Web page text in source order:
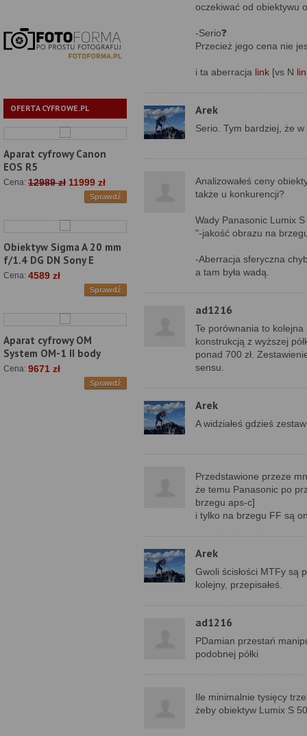
OFERTA CYFROWE.PL
Aparat cyfrowy Canon
EOS R5
Cena: 12989 zł 11999 zł
Sprawdź
Obiektyw Sigma A 20 mm
f/1.4 DG DN Sony E
Cena: 4589 zł
Sprawdź
Aparat cyfrowy OM
System OM-1 II body
Cena: 9671 zł
Sprawdź
oczekiwać od obiektywu
-Serio❓
Przecież jego cena nie
i ta aberracja link [vs N
Arek
Serio. Tym bardziej, że
Analizowałeś ceny
także u konkurencji?
Wady Panasonic Lumix
"-jakość obrazu na
-Aberracja sferyczna
a tam była wadą.
ad1216
Te porównania to
konstrukcją z wyższej
ponad 700 zł.
sensu.
Arek
A widziałeś gdzieś
Przedstawione przeze
że temu Panasonic po
brzegu aps-c]
i tylko na brzegu FF są
Arek
Gwoli ścisłości MTFy są
kolejny, przepisałeś.
ad1216
PDamian przestań
podobnej półki
Ile minimalnie tysięcy
żeby obiektyw Lumix S